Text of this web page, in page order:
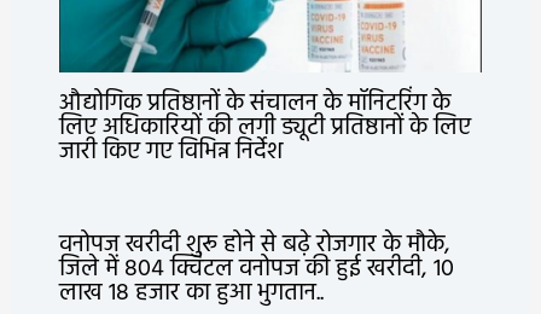
औद्योगिक प्रतिष्ठानों के संचालन के मॉनिटरिंग के
लिए अधिकारियों की लगी ड्यूटी प्रतिष्ठानों के लिए
जारी किए गए विभिन्न निर्देश
वनोपज खरीदी शुरू होने से बढ़े रोजगार के मौके,
जिले में 804 क्विंटल वनोपज की हुई खरीदी, 10
लाख 18 हजार का हुआ भुगतान..